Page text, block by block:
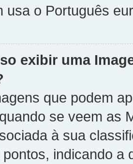
usa o Português
exibir uma
que podem
quando se veem as
à sua
indicando a